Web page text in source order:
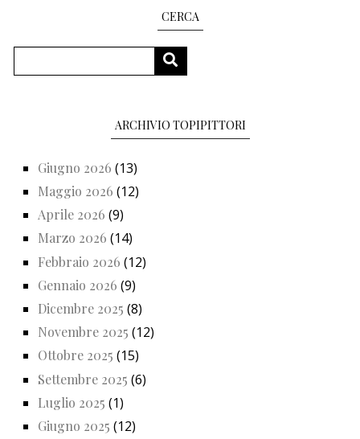
CERCA
CERCA
ARCHIVIO TOPIPITTORI
Giugno 2026 (13)
Maggio 2026 (12)
Aprile 2026 (9)
Marzo 2026 (14)
Febbraio 2026 (12)
Gennaio 2026 (9)
Dicembre 2025 (8)
Novembre 2025 (12)
Ottobre 2025 (15)
Settembre 2025 (6)
Luglio 2025 (1)
Giugno 2025 (12)